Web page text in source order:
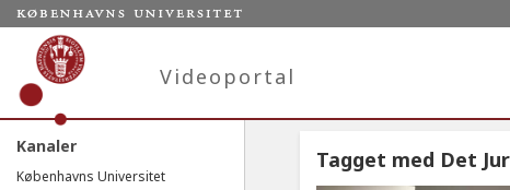
Videoportal
Kanaler
Københavns Universitet
Tagget med Det